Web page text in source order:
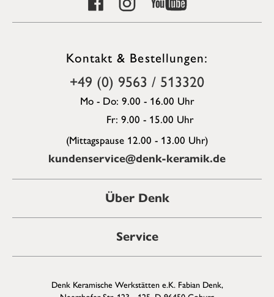
Kontakt & Bestellungen:
+49 (0) 9563 / 513320
Mo - Do: 9.00 - 16.00 Uhr
Fr: 9.00 - 15.00 Uhr
(Mittagspause 12.00 - 13.00 Uhr)
kundenservice@denk-keramik.de
Über Denk
Service
Denk Keramische Werkstätten e.K. Fabian Denk,